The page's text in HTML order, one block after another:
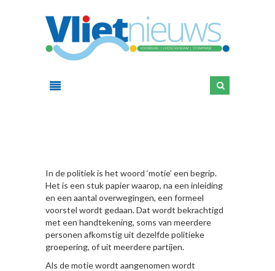
In de politiek is het woord ‘motie’ een begrip.
Het is een stuk papier waarop, na een inleiding
en een aantal overwegingen, een formeel
voorstel wordt gedaan. Dat wordt bekrachtigd
met een handtekening, soms van meerdere
personen afkomstig uit dezelfde politieke
groepering, of uit meerdere partijen.
Als de motie wordt aangenomen wordt